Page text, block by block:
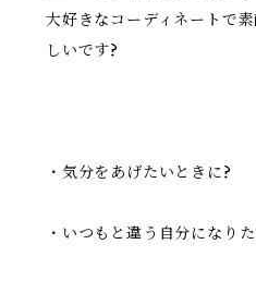
大好きなコーディネートで
しいです?
・気分をあげたいときに?
・いつもと違う自分になり